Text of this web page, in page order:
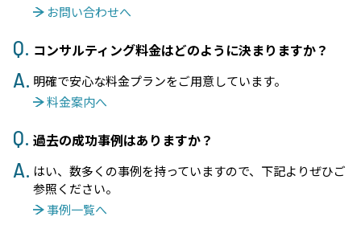
お問い合わせへ
コンサルティング料金はどのように決まりますか？
明確で安心な料金プランをご用意しています。
料金案内へ
過去の成功事例はありますか？
はい、数多くの事例を持っていますので、下記よりぜひご
参照ください。
事例一覧へ